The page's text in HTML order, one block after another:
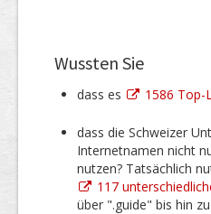
Wussten Sie
dass es 1586 Top-
dass die Schweizer
Internetnamen nicht
nutzen? Tatsächlich
117
über ".guide" bis hin